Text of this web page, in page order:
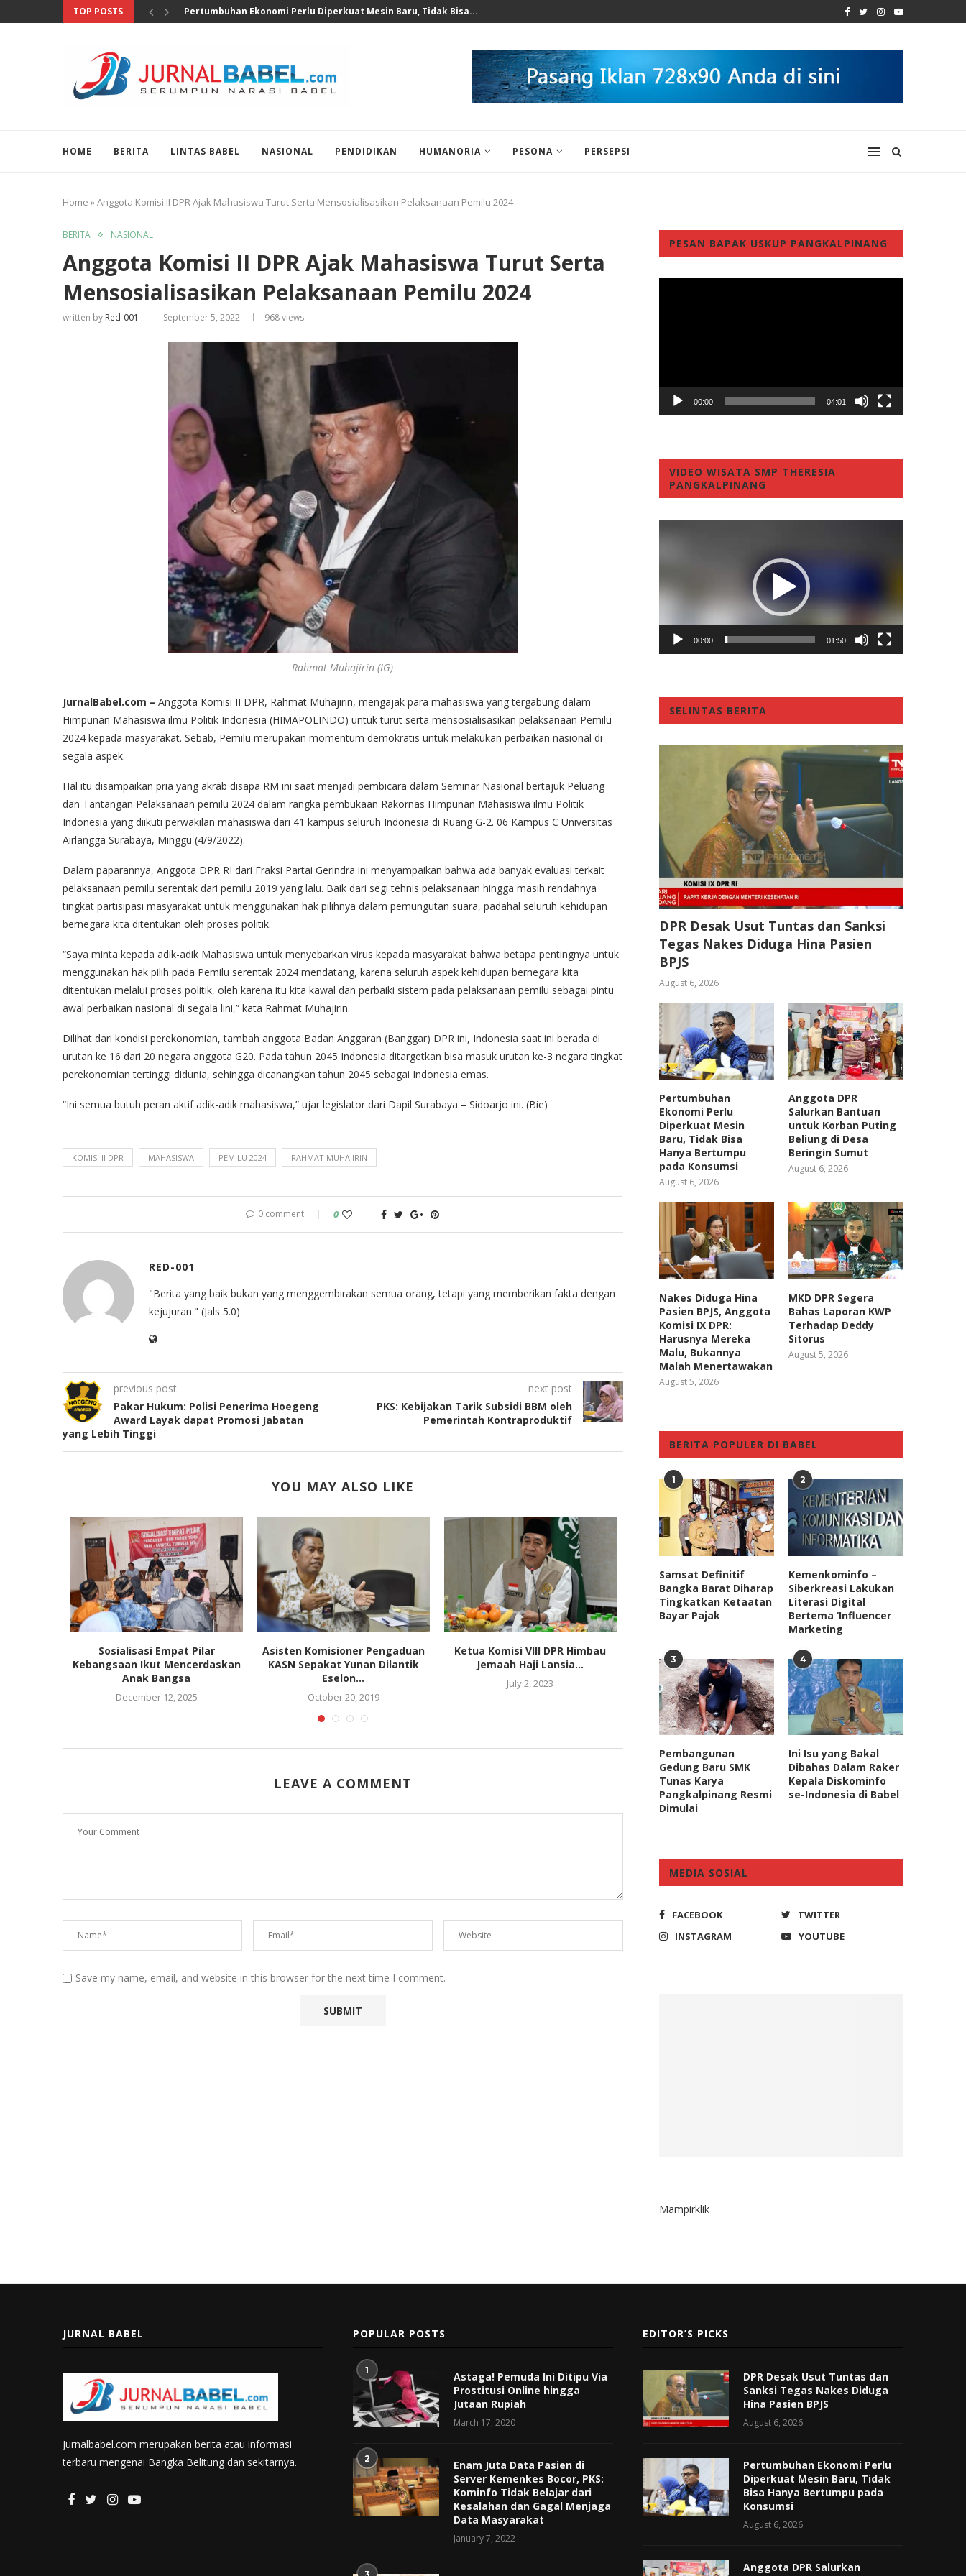
TOP POSTS Anggota DPR Salurkan Bantuan untuk Korban Puting Beliung...
HOME BERITA LINTAS BABEL NASIONAL PENDIDIKAN HUMANORIA PESONA PERSEPSI
Home »Anggota Komisi II DPR Ajak Mahasiswa Turut Serta Mensosialisasikan Pelaksanaan Pemilu 2024
BERITA NASIONAL
Anggota Komisi II DPR Ajak Mahasiswa Turut Serta
Mensosialisasikan Pelaksanaan Pemilu 2024
written by Red-001 September 5, 2022 968views
Rahmat Muhajirin (IG)
JurnalBabel.com – Anggota Komisi II DPR, Rahmat Muhajirin, mengajak para mahasiswa yang tergabung dalam
Himpunan Mahasiswa ilmu Politik Indonesia (HIMAPOLINDO) untuk turut serta mensosialisasikan pelaksanaan Pemilu
2024 kepada masyarakat. Sebab, Pemilu merupakan momentum demokratis untuk melakukan perbaikan nasional di
segala aspek.
Hal itu disampaikan pria yang akrab disapa RM ini saat menjadi pembicara dalam Seminar Nasional bertajuk Peluang
dan Tantangan Pelaksanaan pemilu 2024 dalam rangka pembukaan Rakornas Himpunan Mahasiswa ilmu Politik
Indonesia yang diikuti perwakilan mahasiswa dari 41 kampus seluruh Indonesia di Ruang G-2. 06 Kampus C Universitas
Airlangga Surabaya, Minggu (4/9/2022).
Dalam paparannya, Anggota DPR RI dari Fraksi Partai Gerindra ini menyampaikan bahwa ada banyak evaluasi terkait
pelaksanaan pemilu serentak dari pemilu 2019 yang lalu. Baik dari segi tehnis pelaksanaan hingga masih rendahnya
tingkat partisipasi masyarakat untuk menggunakan hak pilihnya dalam pemungutan suara, padahal seluruh kehidupan
bernegara kita ditentukan oleh proses politik.
“Saya minta kepada adik-adik Mahasiswa untuk menyebarkan virus kepada masyarakat bahwa betapa pentingnya untuk
menggunakan hak pilih pada Pemilu serentak 2024 mendatang, karena seluruh aspek kehidupan bernegara kita
ditentukan melalui proses politik, oleh karena itu kita kawal dan perbaiki sistem pada pelaksanaan pemilu sebagai pintu
awal perbaikan nasional di segala lini,” kata Rahmat Muhajirin.
Dilihat dari kondisi perekonomian, tambah anggota Badan Anggaran (Banggar) DPR ini, Indonesia saat ini berada di
urutan ke 16 dari 20 negara anggota G20. Pada tahun 2045 Indonesia ditargetkan bisa masuk urutan ke-3 negara tingkat
perekonomian tertinggi didunia, sehingga dicanangkan tahun 2045 sebagai Indonesia emas.
“Ini semua butuh peran aktif adik-adik mahasiswa,” ujar legislator dari Dapil Surabaya – Sidoarjo ini. (Bie)
KOMISI II DPR MAHASISWA PEMILU 2024 RAHMAT MUHAJIRIN
0 comment 0
RED-001
"Berita yang baik bukan yang menggembirakan semua orang, tetapi yang memberikan fakta dengan
kejujuran." (Jals 5.0)
previous post
Pakar Hukum: Polisi Penerima Hoegeng
Award Layak dapat Promosi Jabatan
yang Lebih Tinggi
next post
PKS: Kebijakan Tarik Subsidi BBM oleh
Pemerintah Kontraproduktif
YOU MAY ALSO LIKE
Sosialisasi Empat Pilar
Kebangsaan Ikut Mencerdaskan
Anak Bangsa
December 12, 2025
Asisten Komisioner Pengaduan
KASN Sepakat Yunan Dilantik
Eselon...
October 20, 2019
Ketua Komisi VIII DPR Himbau
Jemaah Haji Lansia...
July 2, 2023
Program Kartu Pra-Kerja
Sebaiknya Ditunda Sampai
Wabah Covid-19...
March 24, 2020
Perdebatan Ijazah Jokowi
January 21, 2026
LEAVE A COMMENT
Save my name, email, and website in this browser for the next time I comment.
PESAN BAPAK USKUP PANGKALPINANG
00:00 04:01
VIDEO WISATA SMP THERESIA
PANGKALPINANG
00:00 01:50
SELINTAS BERITA
DPR Desak Usut Tuntas dan Sanksi
Tegas Nakes Diduga Hina Pasien
BPJS
August 6, 2026
Pertumbuhan
Ekonomi Perlu
Diperkuat Mesin
Baru, Tidak Bisa
Hanya Bertumpu
pada Konsumsi
August 6, 2026
Anggota DPR
Salurkan Bantuan
untuk Korban Puting
Beliung di Desa
Beringin Sumut
August 6, 2026
Nakes Diduga Hina
Pasien BPJS, Anggota
Komisi IX DPR:
Harusnya Mereka
Malu, Bukannya
Malah Menertawakan
August 5, 2026
MKD DPR Segera
Bahas Laporan KWP
Terhadap Deddy
Sitorus
August 5, 2026
BERITA POPULER DI BABEL
1
Samsat Definitif
Bangka Barat Diharap
Tingkatkan Ketaatan
Bayar Pajak
2
Kemenkominfo –
Siberkreasi Lakukan
Literasi Digital
Bertema ‘Influencer
Marketing
3
Pembangunan
Gedung Baru SMK
Tunas Karya
Pangkalpinang Resmi
Dimulai
4
Ini Isu yang Bakal
Dibahas Dalam Raker
Kepala Diskominfo
se-Indonesia di Babel
MEDIA SOSIAL
FACEBOOK
TWITTER
INSTAGRAM
YOUTUBE
Mampirklik
JURNAL BABEL
Jurnalbabel.com merupakan berita atau informasi
terbaru mengenai Bangka Belitung dan sekitarnya.
POPULAR POSTS
1
Astaga! Pemuda Ini Ditipu Via
Prostitusi Online hingga
Jutaan Rupiah
March 17, 2020
2
Enam Juta Data Pasien di
Server Kemenkes Bocor, PKS:
Kominfo Tidak Belajar dari
Kesalahan dan Gagal Menjaga
Data Masyarakat
January 7, 2022
EDITOR’S PICKS
DPR Desak Usut Tuntas dan
Sanksi Tegas Nakes Diduga
Hina Pasien BPJS
August 6, 2026
Pertumbuhan Ekonomi Perlu
Diperkuat Mesin Baru, Tidak
Bisa Hanya Bertumpu pada
Konsumsi
August 6, 2026
Anggota DPR Salurkan